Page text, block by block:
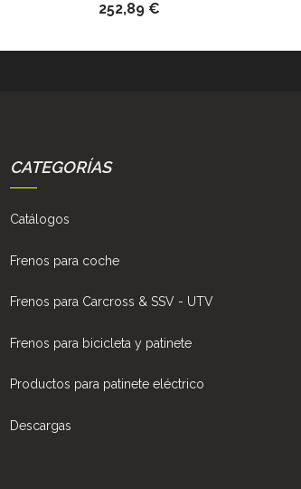
252,89 €
CATEGORÍAS
Catálogos
Frenos para coche
Frenos para Carcross & SSV - UTV
Frenos para bicicleta y patinete
Productos para patinete eléctrico
Descargas